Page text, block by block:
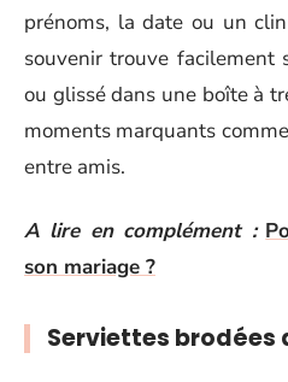
prénoms, la date ou un
souvenir trouve facilement
ou glissé dans une boîte à
moments marquants
entre amis.
A lire en complément :
son mariage ?
Serviettes brodées